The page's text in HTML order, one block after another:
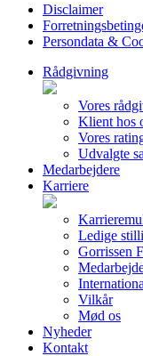
Disclaimer
Persondata &
Rådgivning
Vores
Klient hos
Vores
Udvalgte
Medarbejdere
Karriere
Ledige
Gorrissen
Vilkår
Mød os
Nyheder
Kontakt